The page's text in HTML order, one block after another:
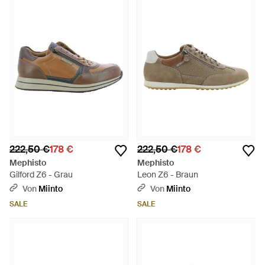
222,50 €178 €
Mephisto
Gilford Z6 - Grau
Von Miinto
SALE
222,50 €178 €
Mephisto
Leon Z6 - Braun
Von Miinto
SALE